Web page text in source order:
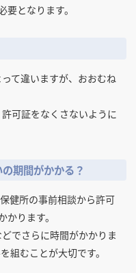
となります。
て違いますが、おおむね
可証をなくさないように
期間がかかる？
健所の事前相談から許可
ります。
でさらに時間がかかりま
組むことが大切です。